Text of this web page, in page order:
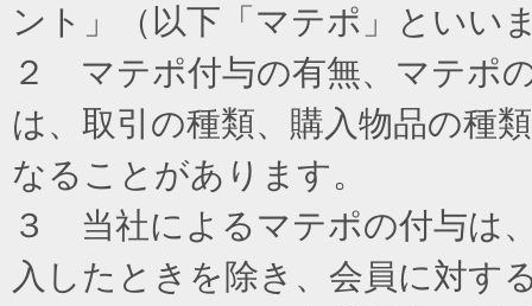
ント」（以下「マテポ」といい
２ マテポ付与の有無、マテポ
は、取引の種類、購入物品の種
なることがあります。
３ 当社によるマテポの付与は
入したときを除き、会員に対す